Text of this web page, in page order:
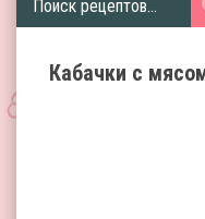
Кабачки с